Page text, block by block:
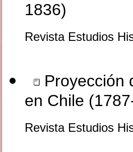
1836)
Revista Estudios
Proyección
en Chile
Revista Estudios